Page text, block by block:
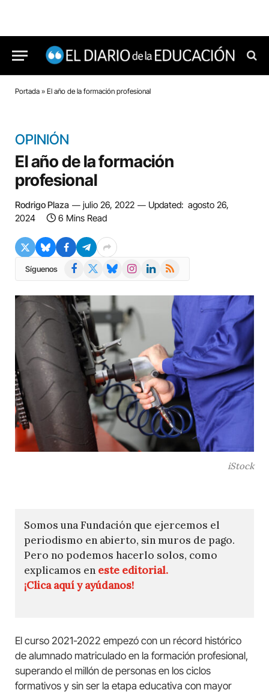
Portada » El año de la formación profesional
OPINIÓN
El año de la formación
profesional
Rodrigo Plaza julio 26, 2022 Updated: agosto 26,
2024
6 Mins Read
Síguenos Facebook BlueskyInstagramLinkedIn
RSS
iStock
Somos una Fundación que ejercemos el
periodismo en abierto, sin muros de pago.
Pero no podemos hacerlo solos, como
explicamos en este editorial.
¡Clica aquí y ayúdanos!
El curso 2021-2022 empezó con un récord histórico
de alumnado matriculado en la formación profesional,
superando el millón de personas en los ciclos
formativos y sin ser la etapa educativa con mayor